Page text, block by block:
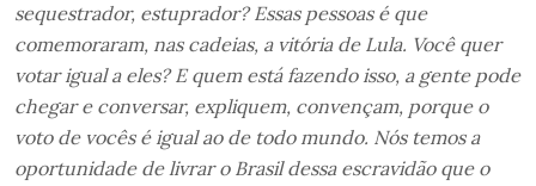
sequestrador, estuprador? Essas pessoas é que
comemoraram, nas cadeias, a vitória de Lula. Você quer
votar igual a eles? E quem está fazendo isso, a gente pode
chegar e conversar, expliquem, convençam, porque o
voto de vocês é igual ao de todo mundo. Nós temos a
oportunidade de livrar o Brasil dessa escravidão que o